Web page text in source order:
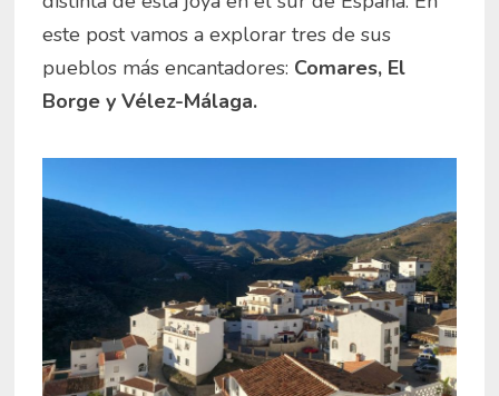
este post vamos a explorar tres de sus
pueblos más encantadores: Comares, El
Borge y Vélez-Málaga.